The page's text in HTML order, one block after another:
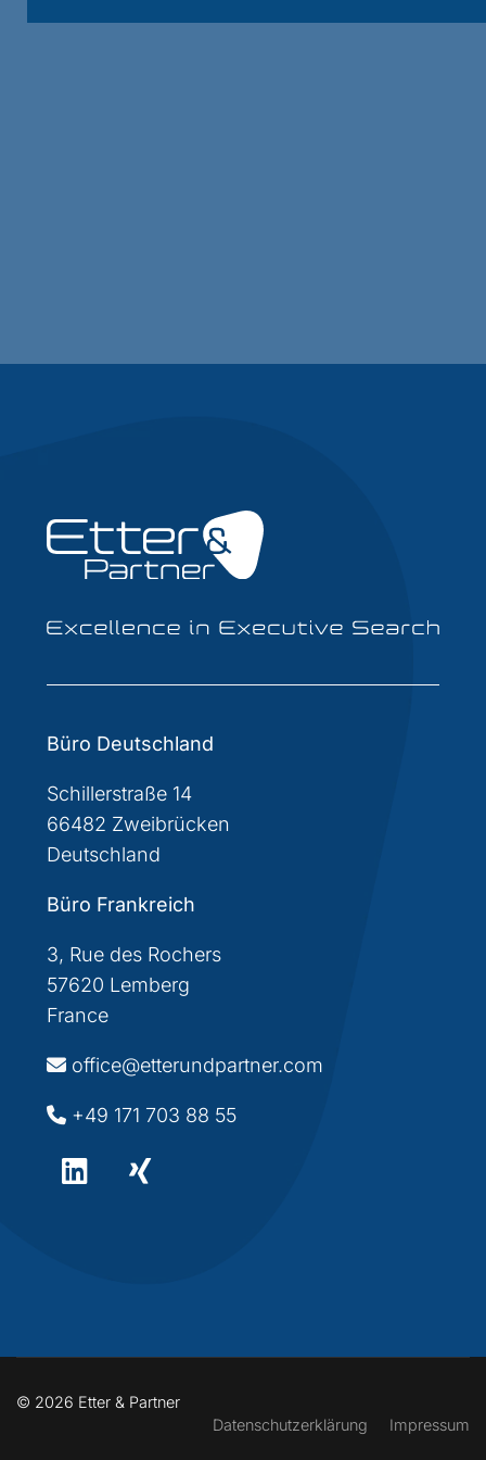
Büro Deutschland
Schillerstraße 14
66482 Zweibrücken
Deutschland
Büro Frankreich
3, Rue des Rochers
57620 Lemberg
France
office@etterundpartner.com
+49 171 703 88 55
© 2026 Etter & Partner
Datenschutzerklärung
Impressum